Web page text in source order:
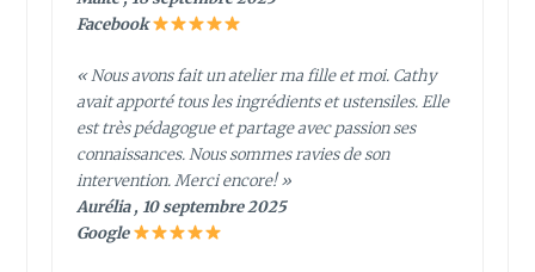
Facebook
« Nous avons fait un atelier ma fille et moi. Cathy
avait apporté tous les ingrédients et ustensiles. Elle
est très pédagogue et partage avec passion ses
connaissances. Nous sommes ravies de son
intervention. Merci encore! »
Aurélia , 10 septembre 2025
Google